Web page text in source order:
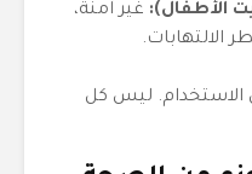
الأطفال): غير آمنة،
الالتهابات.
الاستخدام. ليس كل